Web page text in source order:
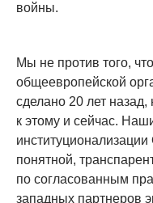
войны.
Мы не против того,
общеевропейской
сделано 20 лет назад,
к этому и сейчас.
понятной,
по согласованным
западных партнеров